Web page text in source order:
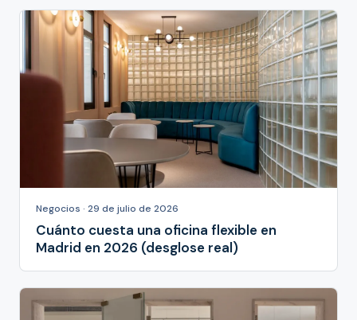
Negocios · 29 de julio de 2026
Cuánto cuesta una oficina flexible en
Madrid en 2026 (desglose real)